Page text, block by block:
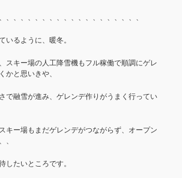
、、、、、、、、、、、、、、、、、、、
いるように、暖冬。
スキー場の人工降雪機もフル稼働で順調にゲレ
かと思いきや、
で融雪が進み、ゲレンデ作りがうまく行ってい
キー場もまだゲレンデがつながらず、オープン
したいところです。